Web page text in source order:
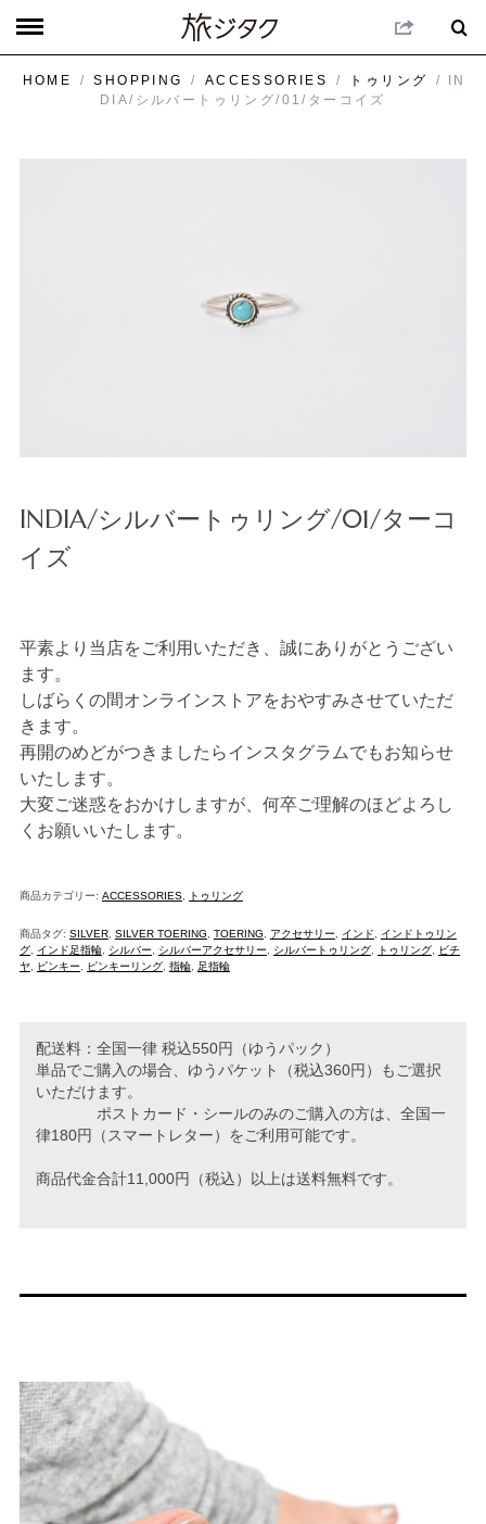
HOME / SHOPPING / ACCESSORIES / トゥリング
/ IN
DIA/シルバートゥリング/01/ターコイズ
INDIA/シルバートゥリング/01/ターコ
イズ
平素より当店をご利用いただき、誠にありがとうござい
ます。
しばらくの間オンラインストアをおやすみさせていただ
きます。
再開のめどがつきましたらインスタグラムでもお知らせ
いたします。
大変ご迷惑をおかけしますが、何卒ご理解のほどよろし
くお願いいたします。
商品カテゴリー: ACCESSORIES, トゥリング
商品タグ: SILVER, SILVER TOERING TOERING アクセサリー インド
インドトゥリン
グ, インド足指輪, シルバー シルバーアクセサリー シルバートゥリング, トゥリング,
ビチ
ヤ
ピンキー ピンキーリング, 指輪, 足指輪
配送料：全国一律 税込550円（ゆうパック）
単品でご購入の場合、ゆうパケット（税込360円）もご選択
いただけます。
ポストカード・シールのみのご購入の方は、全国一
律180円（スマートレター）をご利用可能です。
商品代金合計11,000円（税込）以上は送料無料です。